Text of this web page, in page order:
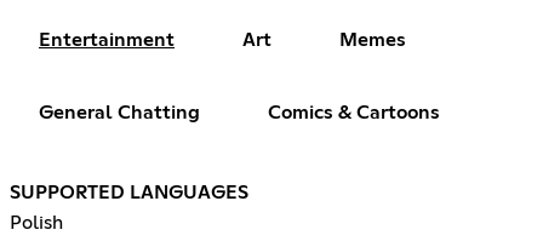
Entertainment Art Memes
General Chatting Comics & Cartoons
SUPPORTED LANGUAGES
Polish